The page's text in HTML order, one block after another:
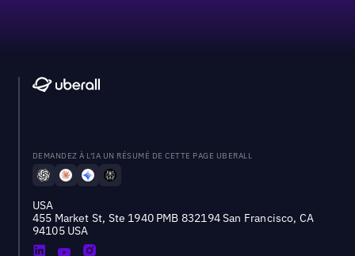
DEMANDEZ À L'IA UN RÉSUMÉ DE CETTE PAGE UBERALL
USA
455 Market St, Ste 1940 PMB 832194 San Francisco, CA
94105 USA